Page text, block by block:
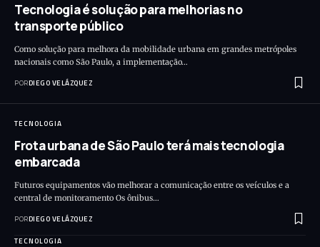
Tecnologia é solução para melhorias no
transporte público
Como solução para melhora da mobilidade urbana em grandes metrópoles
nacionais como São Paulo, a implementação…
PORDIEGO VELÁZQUEZ
TECNOLOGIA
Frota urbana de São Paulo terá mais tecnologia
embarcada
Futuros equipamentos vão melhorar a comunicação entre os veículos e a
central de monitoramento Os ônibus…
PORDIEGO VELÁZQUEZ
TECNOLOGIA